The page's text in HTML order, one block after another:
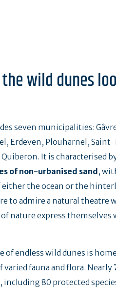
wild dunes
seven municipalities:
Erdeven, Plouharnel,
It is characterised
of non-urbanised sand,
either the ocean or the
to admire a natural theatre
nature express themselves
of endless wild dunes is
varied fauna and flora. Nearly
, including 80 protected